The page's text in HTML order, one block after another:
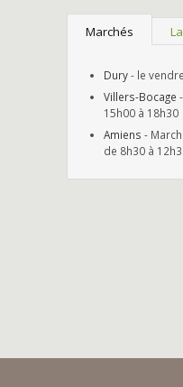
Marchés
Dury- le
Villers-Bocage
15h00 à 18h30
Amiens -
de 8h30 à